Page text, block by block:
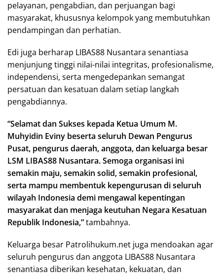
pelayanan, pengabdian, dan perjuangan bagi
masyarakat, khususnya kelompok yang membutuhkan
pendampingan dan perhatian.
Edi juga berharap LIBAS88 Nusantara senantiasa
menjunjung tinggi nilai-nilai integritas, profesionalisme,
independensi, serta mengedepankan semangat
persatuan dan kesatuan dalam setiap langkah
pengabdiannya.
“Selamat dan Sukses kepada Ketua Umum M.
Muhyidin Eviny beserta seluruh Dewan Pengurus
Pusat, pengurus daerah, anggota, dan keluarga besar
LSM LIBAS88 Nusantara. Semoga organisasi ini
semakin maju, semakin solid, semakin profesional,
serta mampu membentuk kepengurusan di seluruh
wilayah Indonesia demi mengawal kepentingan
masyarakat dan menjaga keutuhan Negara Kesatuan
Republik Indonesia,”tambahnya.
Keluarga besar Patrolihukum.net juga mendoakan agar
seluruh pengurus dan anggota LIBAS88 Nusantara
senantiasa diberikan kesehatan, kekuatan, dan